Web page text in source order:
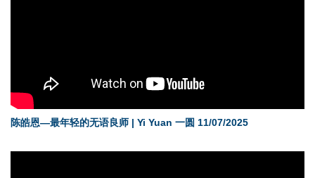
陈皓恩—最年轻的无语良师 | Yi Yuan 一圆 11/07/2025